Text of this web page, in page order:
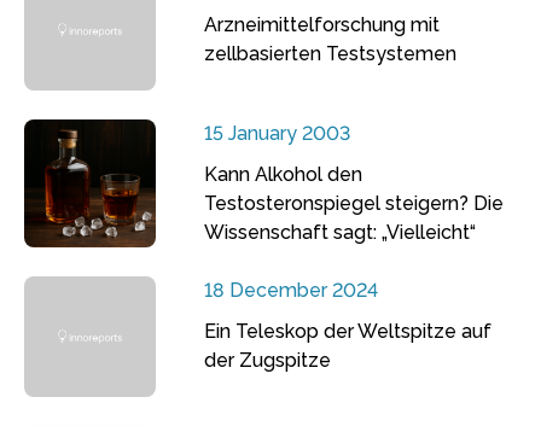
Arzneimittelforschung mit
zellbasierten Testsystemen
15 January 2003
Kann Alkohol den
Testosteronspiegel steigern? Die
Wissenschaft sagt: „Vielleicht“
18 December 2024
Ein Teleskop der Weltspitze auf
der Zugspitze